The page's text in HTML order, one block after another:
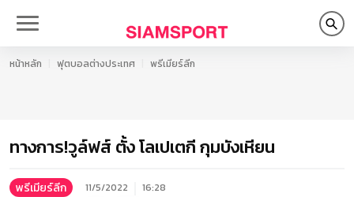
หน้าหลัก ฟุตบอลต่างประเทศ พรีเมียร์ลีก
ทางการ!วูล์ฟส์ ตั้ง โลเปเตกี กุมบังเหียน
พรีเมียร์ลีก 11/5/2022 16:28